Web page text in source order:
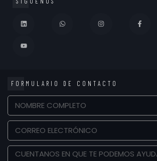
FORMULARIO DE CONTACTO